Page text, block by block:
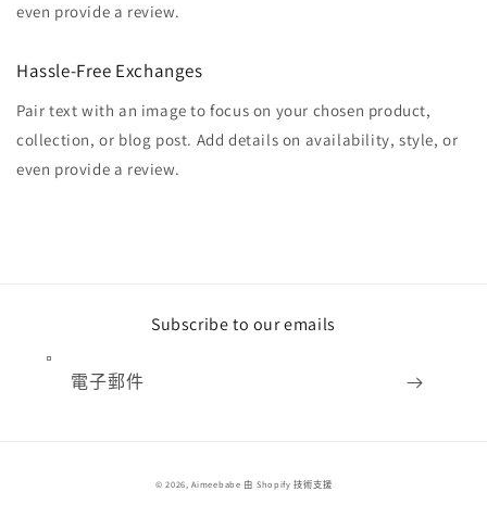
even provide a review.
Hassle-Free Exchanges
Pair text with an image to focus on your chosen product,
collection, or blog post. Add details on availability, style, or
even provide a review.
Subscribe to our emails
電子郵件
© 2026,Aimeebabe 由 Shopify 技術支援